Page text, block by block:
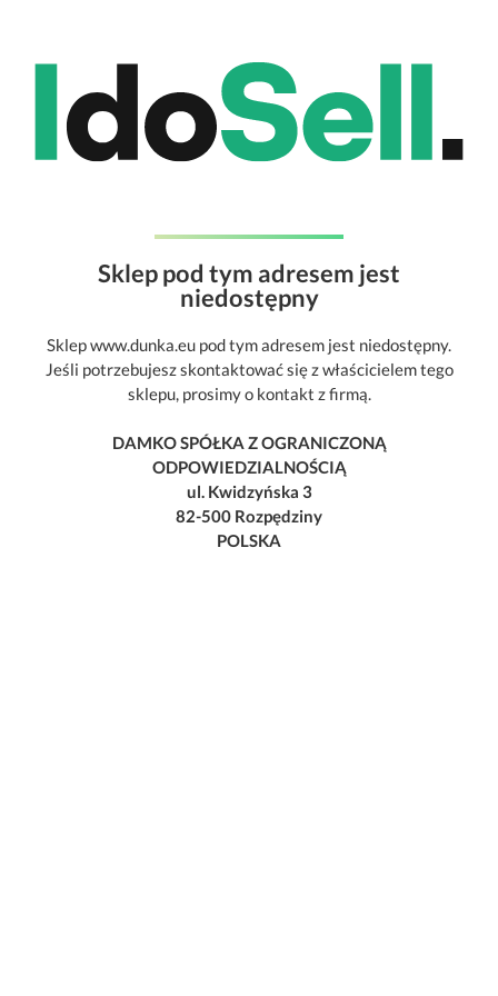
Sklep pod tym adresem jest
niedostępny
Sklep www.dunka.eu pod tym adresem jest niedostępny.
Jeśli potrzebujesz skontaktować się z właścicielem tego
sklepu, prosimy o kontakt z firmą.
DAMKO SPÓŁKA Z OGRANICZONĄ
ODPOWIEDZIALNOŚCIĄ
ul. Kwidzyńska 3
82-500 Rozpędziny
POLSKA